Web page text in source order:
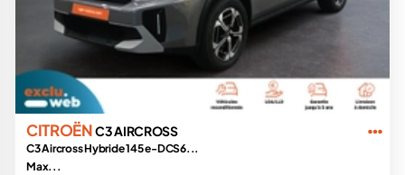
CITROËNC3 AIRCROSS
C3 Aircross Hybride 145 e-DCS6...
Max...